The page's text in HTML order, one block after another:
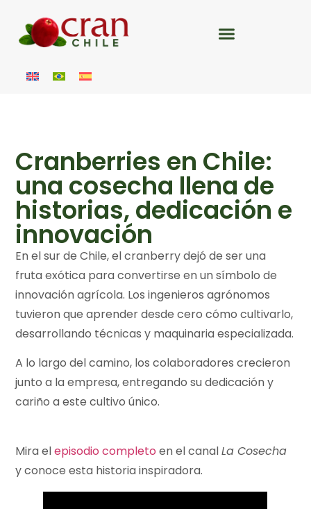
Cranberries en Chile:
una cosecha llena de
historias, dedicación e
innovación
En el sur de Chile, el cranberry dejó de ser una
fruta exótica para convertirse en un símbolo de
innovación agrícola. Los ingenieros agrónomos
tuvieron que aprender desde cero cómo cultivarlo,
desarrollando técnicas y maquinaria especializada.
A lo largo del camino, los colaboradores crecieron
junto a la empresa, entregando su dedicación y
cariño a este cultivo único.
Mira elepisodio completo en el canalLa Cosecha
y conoce esta historia inspiradora.